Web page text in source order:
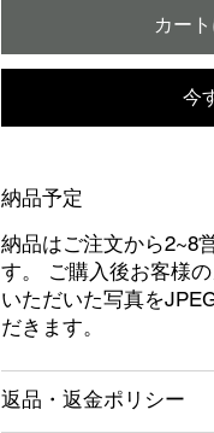
カー
今
納品予定
納品はご注文から2~8
す。 ご購入後お客様
いただいた写真を
だきます。
返品・返金ポリシー